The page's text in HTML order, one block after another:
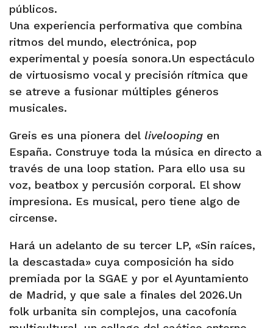
públicos.
Una experiencia performativa que combina
ritmos del mundo, electrónica, pop
experimental y poesía sonora.Un espectáculo
de virtuosismo vocal y precisión rítmica que
se atreve a fusionar múltiples géneros
musicales.
Greis es una pionera del livelooping en
España. Construye toda la música en directo a
través de una loop station. Para ello usa su
voz, beatbox y percusión corporal. El show
impresiona. Es musical, pero tiene algo de
circense.
Hará un adelanto de su tercer LP, «Sin raíces,
la descastada» cuya composición ha sido
premiada por la SGAE y por el Ayuntamiento
de Madrid, y que sale a finales del 2026.Un
folk urbanita sin complejos, una cacofonía